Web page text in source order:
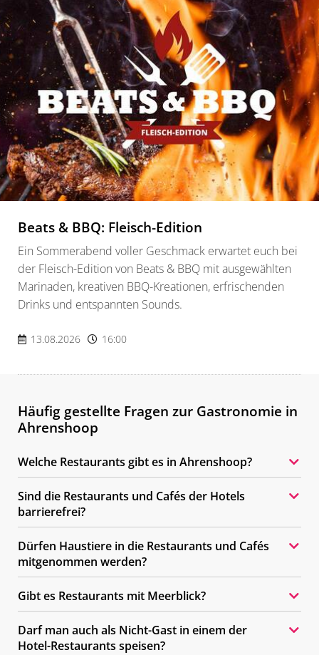
Beats & BBQ: Fleisch-Edition
Ein Sommerabend voller Geschmack erwartet euch bei
der Fleisch-Edition von Beats & BBQ mit ausgewählten
Marinaden, kreativen BBQ-Kreationen, erfrischenden
Drinks und entspannten Sounds.
13.08.2026 16:00
Häufig gestellte Fragen zur Gastronomie in
Ahrenshoop
Welche Restaurants gibt es in Ahrenshoop?
Sind die Restaurants und Cafés der Hotels
barrierefrei?
Dürfen Haustiere in die Restaurants und Cafés
mitgenommen werden?
Gibt es Restaurants mit Meerblick?
Darf man auch als Nicht-Gast in einem der
Hotel-Restaurants speisen?